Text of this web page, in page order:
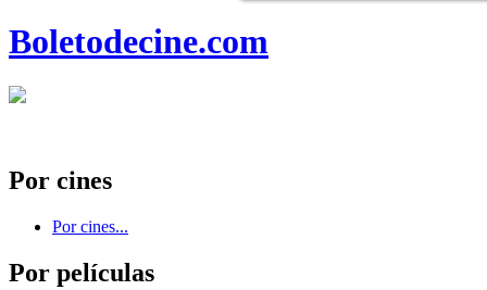
Boletodecine.com
Por cines
Por cines...
Por películas